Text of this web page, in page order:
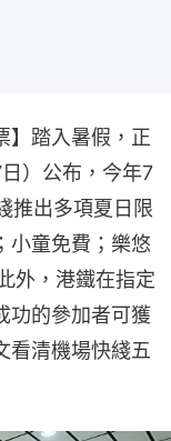
】踏入暑假，正
）公布，今年7
推出多項夏日限
小童免費；樂悠
外，港鐵在指定
功的參加者可獲
看清機場快綫五